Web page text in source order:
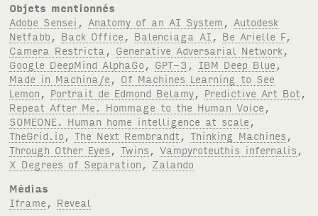
Objets mentionnés
Adobe Sensei , Anatomy of an AI System , Autodesk
Netfabb , Back Office , Balenciaga AI , Be Arielle F,
Camera Restricta , Generative Adversarial Network,
Google DeepMind AlphaGo , GPT-3 , IBM Deep Blue ,
Made in Machina/e , Of Machines Learning to See
Lemon , Portrait de Edmond Belamy, Predictive Art Bot ,
Repeat After Me. Hommage to the Human Voice ,
SOMEONE. Human home intelligence at scale ,
TheGrid.io ,The Next Rembrandt ,Thinking Machines ,
Through Other Eyes ,Twins ,Vampyroteuthis infernalis ,
X Degrees of Separation , Zalando
Médias
Iframe , Reveal